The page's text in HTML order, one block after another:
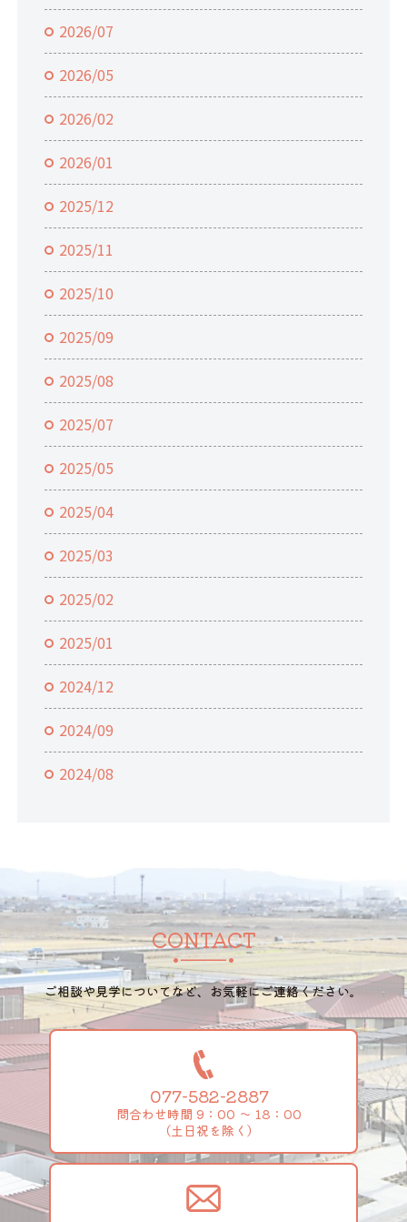
2026/07
2026/05
2026/02
2026/01
2025/12
2025/11
2025/10
2025/09
2025/08
2025/07
2025/05
2025/04
2025/03
2025/02
2025/01
2024/12
2024/09
2024/08
CONTACT
ご相談や見学についてなど、お気軽にご連絡ください。
077-582-2887
問合わせ時間 9：00 ～ 18：00
（土日祝を除く）